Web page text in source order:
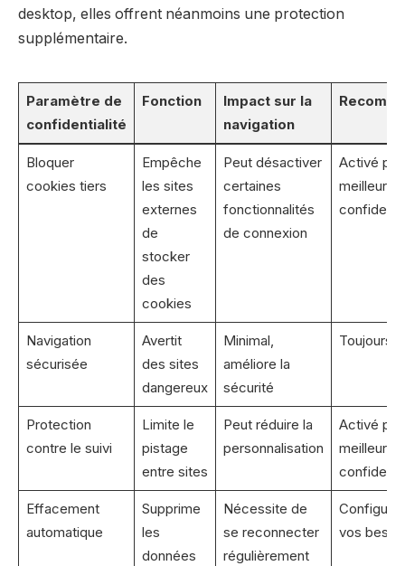
desktop, elles offrent néanmoins une protection
supplémentaire.
Paramètre de
confidentialité
Fonction
Impact sur la
navigation
Bloquer
cookies tiers
Empêche
les sites
externes
de
stocker
des
cookies
Peut désactiver
certaines
fonctionnalités
de connexion
Activé
meilleure
Navigation
sécurisée
Avertit
des sites
dangereux
Minimal,
améliore la
sécurité
Toujours
Protection
contre le suivi
Limite le
pistage
entre sites
Peut réduire la
personnalisation
Activé
meilleure
Effacement
automatique
Supprime
les
données
Nécessite de
se reconnecter
régulièrement
vos